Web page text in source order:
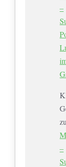
–
zu
–